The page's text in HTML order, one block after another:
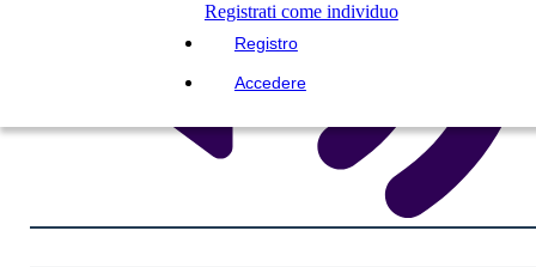
Registrati come individuo
Registro
Accedere